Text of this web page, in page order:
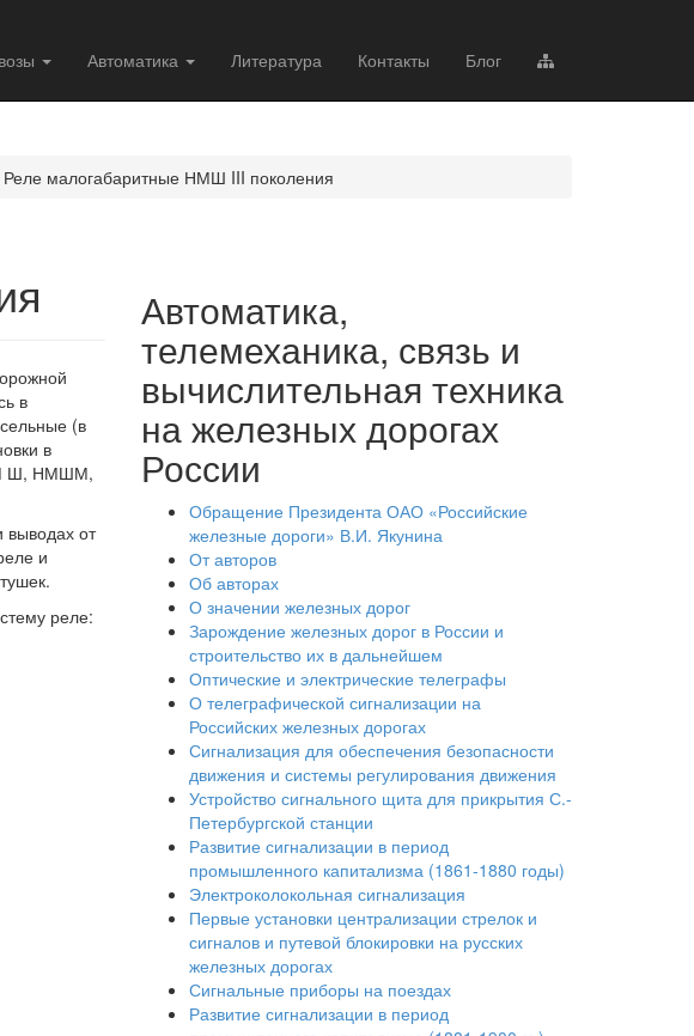
Автоматика Литература Контакты Блог
Реле малогабаритные НМШ III поколения
в
(в
в
Ш, НМШМ,
выводах от
и
реле:
Автоматика,
телемеханика, связь и
вычислительная техника
на железных дорогах
России
Обращение Президента ОАО «Российские
железные дороги» В.И. Якунина
От авторов
Об авторах
О значении железных дорог
Зарождение железных дорог в России и
строительство их в дальнейшем
Оптические и электрические телеграфы
О телеграфической сигнализации на
Российских железных дорогах
Сигнализация для обеспечения безопасности
движения и системы регулирования движения
Устройство сигнального щита для прикрытия С.-
Петербургской станции
Развитие сигнализации в период
промышленного капитализма (1861-1880 годы)
Электроколокольная сигнализация
Первые установки централизации стрелок и
сигналов и путевой блокировки на русских
железных дорогах
Сигнальные приборы на поездах
Развитие сигнализации в период